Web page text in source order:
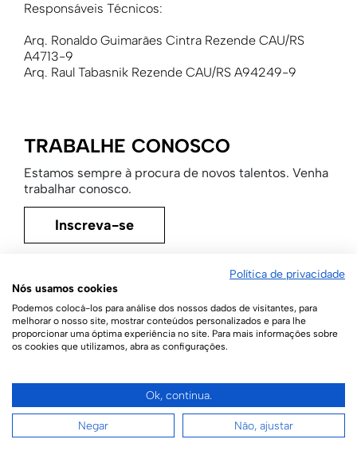
Responsáveis Técnicos:
Arq. Ronaldo Guimarães Cintra Rezende CAU/RS
A4713-9
Arq. Raul Tabasnik Rezende CAU/RS A94249-9
TRABALHE CONOSCO
Estamos sempre à procura de novos talentos. Venha
trabalhar conosco.
Inscreva-se
Política de privacidade
Nós usamos cookies
Podemos colocá-los para análise dos nossos dados de visitantes, para
melhorar o nosso site, mostrar conteúdos personalizados e para lhe
proporcionar uma óptima experiência no site. Para mais informações sobre
os cookies que utilizamos, abra as configurações.
Ok, continua.
Negar Não, ajustar